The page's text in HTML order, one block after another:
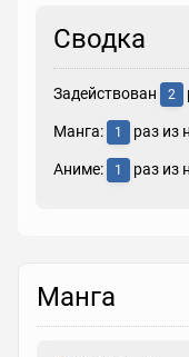
Сводка
Задействован 2
Манга: 1 раз из
Аниме: 1 раз из
Манга